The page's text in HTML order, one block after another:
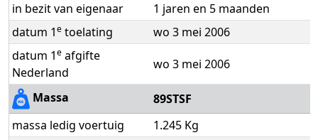
in bezit van eigenaar
1 jaren en 5 maanden
datum 1e toelating
wo 3 mei 2006
datum 1e afgifte
Nederland
wo 3 mei 2006
Massa
89STSF
massa ledig voertuig
1.245 Kg